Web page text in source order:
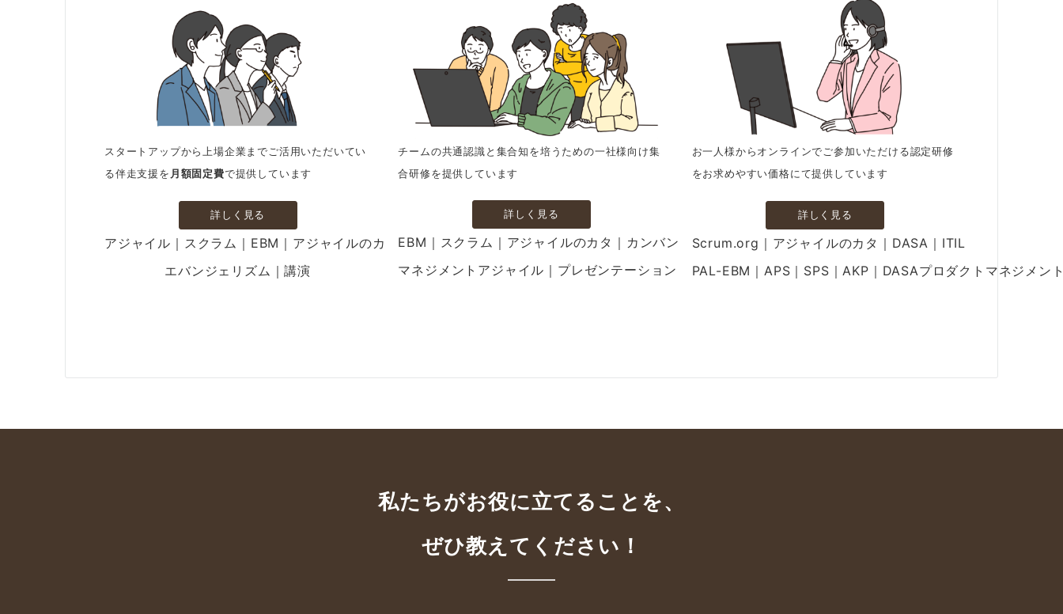
スタートアップから上場企業までご活用いただいてい
る伴走支援を 月額固定費で提供しています
詳しく見る
アジャイル｜スクラム｜EBM｜アジャイルのカタ｜
エバンジェリズム｜講演
チームの共通認識と集合知を培うための一社様向け集
合研修を提供しています
詳しく見る
EBM｜スクラム｜アジャイルのカタ｜カンバン｜
マネジメントアジャイル｜プレゼンテーション
お一人様からオンラインでご参加いただける認定研修
をお求めやすい価格にて提供しています
詳しく見る
Scrum.org｜アジャイルのカタ｜DASA｜ITIL
PAL-EBM｜APS｜SPS｜AKP｜DASAプロダクトマネジメン
私たちがお役に立てることを、
ぜひ教えてください！